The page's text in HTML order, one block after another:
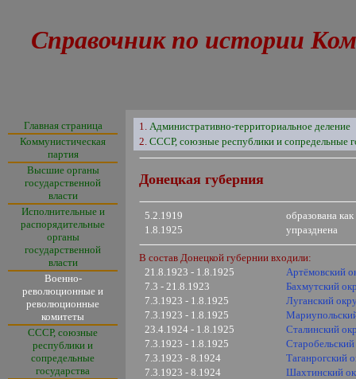
Справочник по истории
Главная страница
Коммунистическая
партия
Высшие органы
государственной
власти
Исполнительные и
распорядительные
органы
государственной
власти
Военно-
революционные и
революционные
комитеты
СССР, союзные
республики и
сопредельные
государства
1.Административно-территориальное деление
2.СССР, союзные республики и сопредельные
Донецкая губерния
5.2.1919
образована как
1.8.1925
упразднена
В состав Донецкой губернии входили:
21.8.1923 - 1.8.1925
Артёмовский
7.3 - 21.8.1923
Бахмутский
7.3.1923 - 1.8.1925
Луганский
7.3.1923 - 1.8.1925
23.4.1924 - 1.8.1925
Сталинский
7.3.1923 - 1.8.1925
7.3.1923 -8.1924
Таганрогский
7.3.1923 -8.1924
Шахтинский